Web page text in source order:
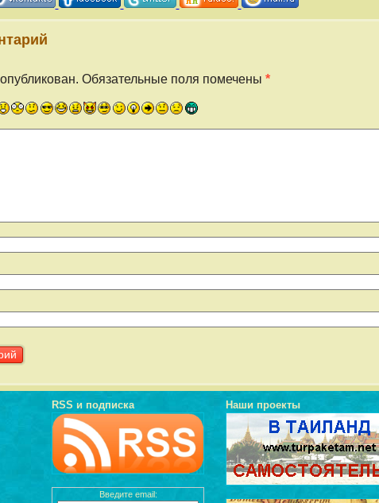
Обязательные поля помечены *
RSS и подписка
Введите email:
Наши проекты